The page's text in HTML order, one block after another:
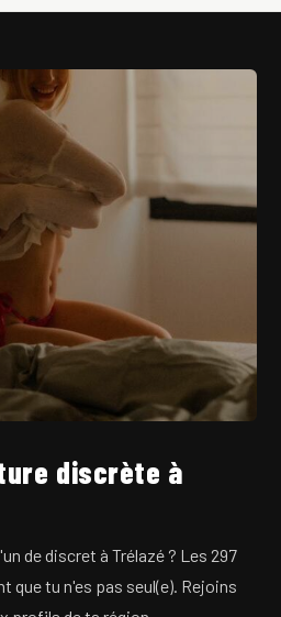
discrète à
de discret à Trélazé ? Les 297
que tu n'es pas seul(e). Rejoins